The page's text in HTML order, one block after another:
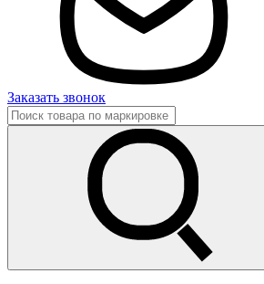
Заказать звонок